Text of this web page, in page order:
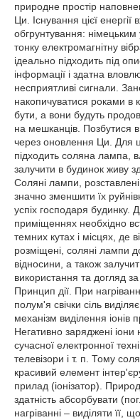
природне простір
Ци. Існування цієї
обгрунтування:
тонку електромагнітну
ідеально підходить під
інформації і здатна
несприятливі сигнали.
накопичуватися роками в
бути, а вони будуть
на мешканців. Позбутися
через оновлення Ци. Для
підходить соляна лампа,
залучити в будинок живу
Соляні лампи,
значно зменшити їх
успіх господаря будинку.
приміщеннях необхідно
темних кутах і місцях, де
розміщені, соляні лампи
відносини, а також
використання та догляд
Принцип дії. При
полум'я свічки сіль
механізм виділення іонів
Негативно заряджені іони
сучасної електронної
телевізори і т. п. Тому
красивий елемент
прилад (іонізатор).
здатність абсорбувати
нагріванні – виділяти